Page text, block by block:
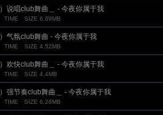
）说唱club舞曲＿ - 今夜你属于我
TIME SIZE 6.69MB
）气氛club舞曲 - 今夜你属于我
TIME SIZE 4.52MB
）欢快club舞曲＿ - 今夜你属于我
TIME SIZE 4.4MB
）强节奏club舞曲＿ - 今夜你属于我
TIME SIZE 6.26MB